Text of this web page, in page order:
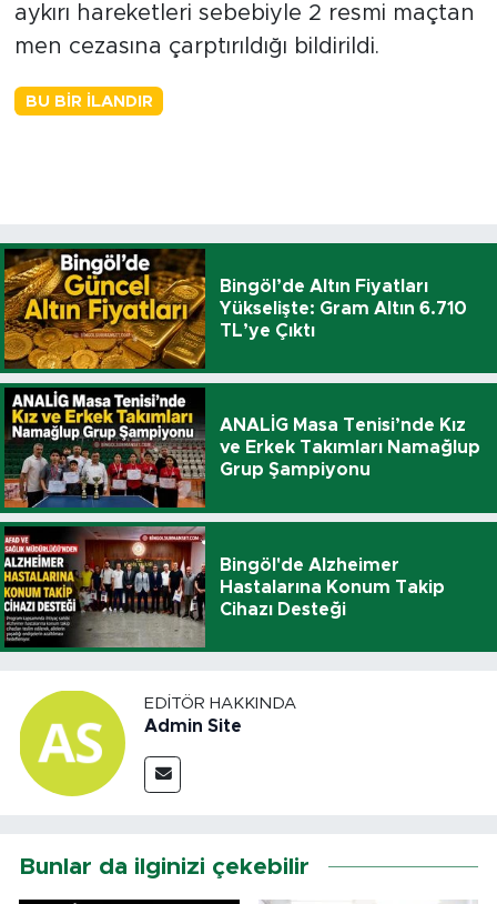
aykırı hareketleri sebebiyle 2 resmi maçtan
men cezasına çarptırıldığı bildirildi.
BU BIR İLANDIR
Bingöl’de Altın Fiyatları
Yükselişte: Gram Altın 6.710
TL’ye Çıktı
ANALİG Masa Tenisi’nde Kız
ve Erkek Takımları Namağlup
Grup Şampiyonu
Bingöl'de Alzheimer
Hastalarına Konum Takip
Cihazı Desteği
EDITÖR HAKKINDA
Admin Site
Bunlar da ilginizi çekebilir